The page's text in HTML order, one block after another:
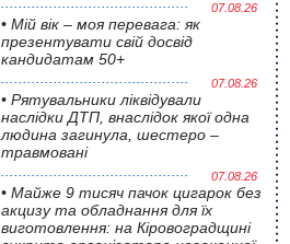
07.08.26
• Мій вік – моя перевага: як
презентувати свій досвід
кандидатам 50+
07.08.26
• Pятувальники ліквідували
наслідки ДТП, внаслідок якої одна
людина загинула, шестеро –
травмовані
07.08.26
• Майже 9 тисяч пачок цигарок без
акцизу та обладнання для їх
виготовлення: на Кіровоградщині